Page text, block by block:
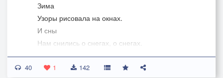
Зима
Узоры рисовала на окнах.
И сны
Нам снились о снегах, о снегах.
Зима
Девчонкой к нам пришла валоокой
40 1 142